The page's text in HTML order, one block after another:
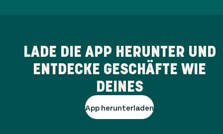
LADE DIE APP HERUNTER UND
ENTDECKE GESCHÄFTE WIE
DEINES
App herunterladen